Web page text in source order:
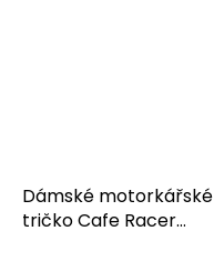
Dámské motorkářské
tričko Cafe Racer